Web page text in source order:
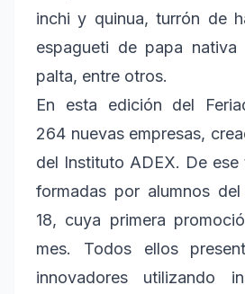
inchi y quinua, turrón de
espagueti de papa
palta, entre otros.
En esta edición del
264 nuevas empresas,
del Instituto ADEX. De ese
formadas por alumnos
18, cuya primera
mes. Todos ellos
innovadores utilizando